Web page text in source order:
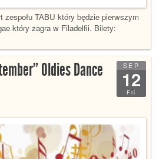
zespołu TABU który będzie pierwszym
który zagra w Filadelfii. Bilety:
SEP
12
Fri
Oldies Dance